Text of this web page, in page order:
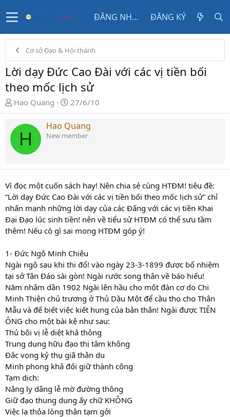
ĐĂNG NHẬP ĐĂNG KÝ
Cơ sở Đạo & Hội thánh
Lời dạy Đức Cao Đài với các vị tiền bối
theo mốc lịch sử
N
g
ư
h
i
t
ạ
o
Hao Quang
N
g
à
y
i
27/6/10
H
Hao Quang
New member
Vì đọc một cuốn sách hay! Nên chia sẻ cùng HTĐM! tiêu đề:
“Lời dạy Đức Cao Đài với các vị tiền bối theo mốc lịch sử” chỉ
nhấn mạnh những lời dạy của các Đấng với các vị tiền Khai
Đại Đạo lúc sinh tiền! nên về tiểu sử HTĐM có thể sưu tầm
thêm! Nếu có gì sai mong HTĐM góp ý!
1- Đức Ngô Minh Chiêu
Ngài ngô sau khi thi đổ! vào ngày 23-3-1899 được bổ nhiệm
tại sở Tân Đáo sài gòn! Ngài rước song thân về báo hiếu!
Năm nhâm dần 1902 Ngài lên hầu cho một đàn cơ do Chi
Minh Thiện chủ trương ở Thủ Dầu Một để cầu thọ cho Thân
Mẫu và để biết việc kiết hung của bản thân! Ngài được TIÊN
ÔNG cho một bài kệ như sau:
Thủ bôi vị lễ diệt khả thông
Trung dung hữu đạo thị tâm không
Đắc vọng kỷ thụ giã thân du
Minh phong khả đối giữ thành công
Tạm dịch:
Nâng ly dâng lễ mờ đường thông
Giữ đạo thung dung ấy chữ KHÔNG
Việc lạ thỏa lòng thân tạm gởi